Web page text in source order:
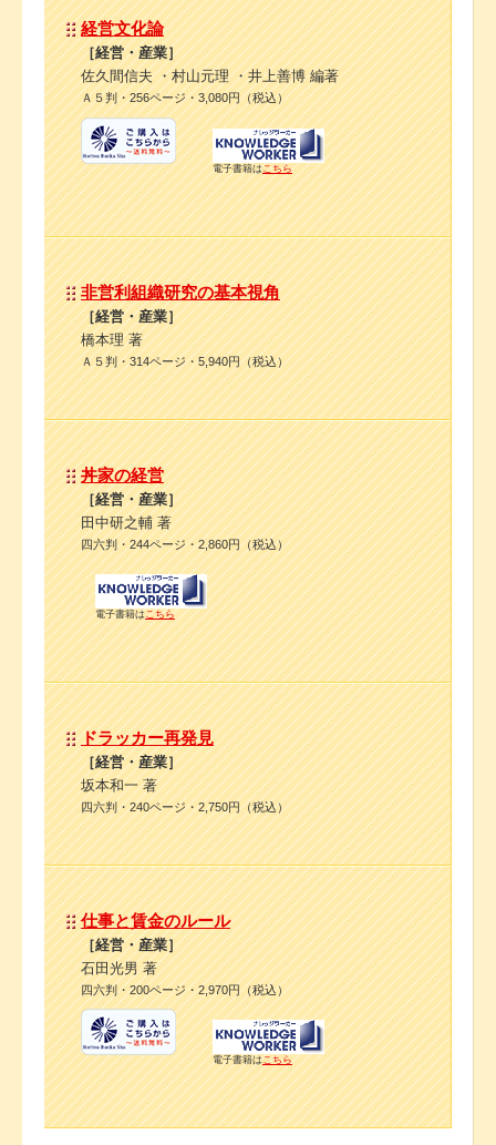
経営文化論
［経営・産業］
佐久間信夫 ・村山元理 ・井上善博 編著
Ａ５判・256ページ・3,080円（税込）
電子書籍はこちら
非営利組織研究の基本視角
［経営・産業］
橋本理 著
Ａ５判・314ページ・5,940円（税込）
丼家の経営
［経営・産業］
田中研之輔 著
四六判・244ページ・2,860円（税込）
電子書籍は こちら
ドラッカー再発見
［経営・産業］
坂本和一 著
四六判・240ページ・2,750円（税込）
仕事と賃金のルール
［経営・産業］
石田光男 著
四六判・200ページ・2,970円（税込）
電子書籍はこちら